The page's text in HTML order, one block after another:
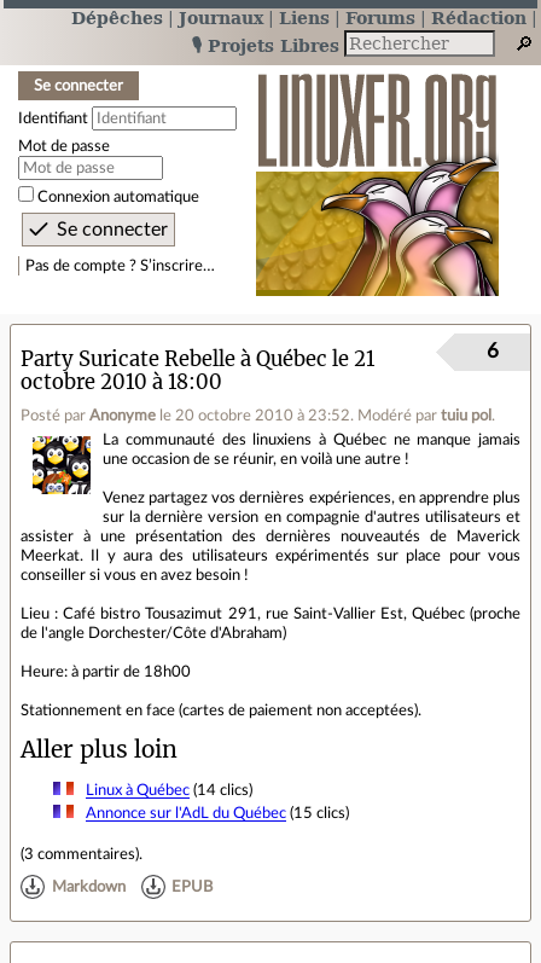
Dépêches Journaux Liens Forums
Rédaction
🎙️ Projets Libres
Se connecter
Identifiant
Mot de passe
Connexion automatique
Pas de compte ? S’inscrire…
Party Suricate Rebelle à Québec le 21
octobre 2010 à 18:00
Posté par Anonyme le 20 octobre 2010 à 23:52. Modéré par tuiu pol .
6
La communauté des linuxiens à Québec ne manque jamais
une occasion de se réunir, en voilà une autre !
Venez partagez vos dernières expériences, en apprendre plus
sur la dernière version en compagnie d'autres utilisateurs et
assister à une présentation des dernières nouveautés de Maverick
Meerkat. Il y aura des utilisateurs expérimentés sur place pour vous
conseiller si vous en avez besoin !
Lieu : Café bistro Tousazimut 291, rue Saint-Vallier Est, Québec (proche
de l'angle Dorchester/Côte d'Abraham)
Heure: à partir de 18h00
Stationnement en face (cartes de paiement non acceptées).
Aller plus loin
Linux à Québec(14 clics)
Annonce sur l'AdL du Québec(15 clics)
(3 commentaires).
Markdown EPUB